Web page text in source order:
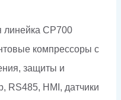
линейка CP700
компрессоры с
защиты и
RS485, HMI, датчики